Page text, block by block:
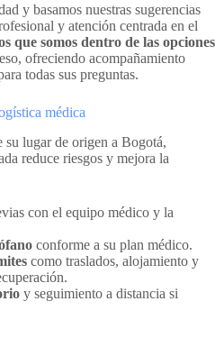
y basamos nuestras sugerencias
y atención centrada en el
que somos dentro de las opciones
ofreciendo acompañamiento
todas sus preguntas.
médica
su lugar de origen a Bogotá,
reduce riesgos y mejora la
con el equipo médico y la
conforme a su plan médico.
como traslados, alojamiento y
y seguimiento a distancia si